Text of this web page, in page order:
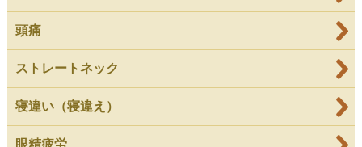
頭痛
ストレートネック
寝違い（寝違え）
眼精疲労